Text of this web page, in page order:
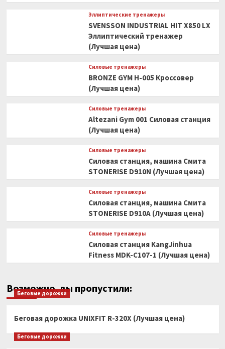
Эллиптические тренажеры
SVENSSON INDUSTRIAL HIT X850 LX
Эллиптический тренажер
(Лучшая цена)
Силовые тренажеры
BRONZE GYM H-005 Кроссовер
(Лучшая цена)
Силовые тренажеры
Altezani Gym 001 Силовая станция
(Лучшая цена)
Силовые тренажеры
Силовая станция, машина Смита
STONERISE D910N (Лучшая цена)
Силовые тренажеры
Силовая станция, машина Смита
STONERISE D910A (Лучшая цена)
Силовые тренажеры
Силовая станция KangJinhua
Fitness MDK-C107-1 (Лучшая цена)
Возможно, вы пропустили:
Беговые дорожки
Беговая дорожка UNIXFIT R-320X (Лучшая цена)
Беговые дорожки